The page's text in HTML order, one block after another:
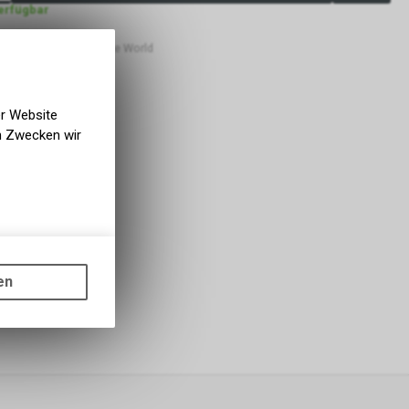
Lüscher Motor- & Bike World
Website
Zwecken wir
wie die
die